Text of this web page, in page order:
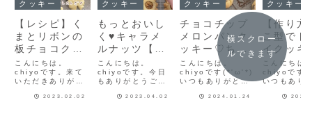
クッキー
【レシピ】く
まとリボンの
板チョコクッ
キー♡重ねて
焼くだけ簡単
レシピだよ！
こんにちは。
chiyoです。来て
いただきありがと
２月ですね。バレ
2023.02.02
クッキー
もっとおいし
く♥キャラメ
ルナッツ【く
まのくるみキ
ャラメルクッ
キー】
こんにちは。
chiyoです。今日
もありがとうござ
キーと花型クッキ
2023.04.02
クッキー
チョコチップ
メロンパンク
ッキー♡ちっ
ちゃくてかわ
いい♡バレン
タインにもお
すすめクッキ
こんにちは。
chiyoです(*'ω'*)
いつもありがとう
りにメロンパンク
2024.01.24
クッキー
【作り
こ型でト
イクッキ
ってみ
🎄サクサ
味しい♡
デア無
こんにちは
chiyoです
いつもあり
ー作りをよ
横スクロー
ルできます